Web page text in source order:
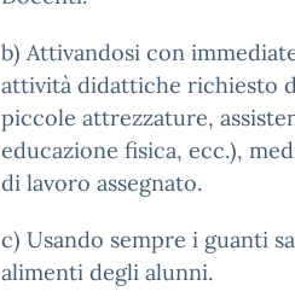
b) Attivandosi con
attività didattiche richiesto
piccole attrezzature,
educazione fisica, ecc.),
di lavoro assegnato.
c) Usando sempre i guanti
alimenti degli alunni.